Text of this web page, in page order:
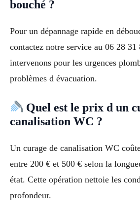
bouché ?
Pour un dépannage rapide en
contactez notre service au 06 28 31
intervenons pour les urgences
problèmes d évacuation.
Quel est le prix d un
canalisation WC ?
Un curage de canalisation WC
entre 200 € et 500 € selon la
état. Cette opération nettoie les
profondeur.